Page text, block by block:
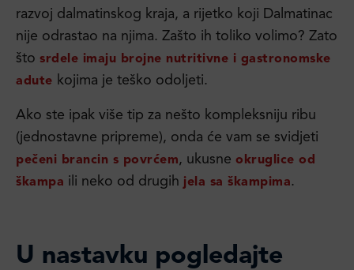
razvoj dalmatinskog kraja, a rijetko koji Dalmatinac
nije odrastao na njima. Zašto ih toliko volimo? Zato
što srdele imaju brojne nutritivne i gastronomske
adute kojima je teško odoljeti.
Ako ste ipak više tip za nešto kompleksniju ribu
(jednostavne pripreme), onda će vam se svidjeti
pečeni brancin s povrćem, ukusne okruglice od
škampa ili neko od drugih jela sa škampima.
U nastavku pogledajte